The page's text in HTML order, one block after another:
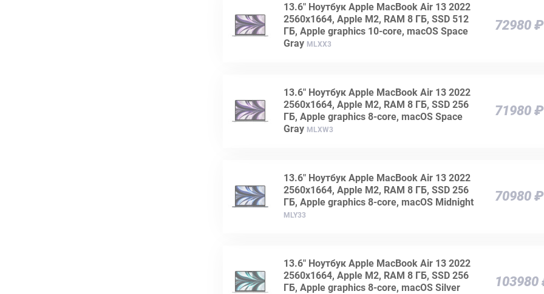
13.6" Ноутбук Apple MacBook Air 13 2022
2560x1664, Apple M2, RAM 8 ГБ, SSD 512
ГБ, Apple graphics 10-core, macOS Space
Gray MLXX3
72980 ₽
13.6" Ноутбук Apple MacBook Air 13 2022
2560x1664, Apple M2, RAM 8 ГБ, SSD 256
ГБ, Apple graphics 8-core, macOS Space
Gray MLXW3
71980 ₽
13.6" Ноутбук Apple MacBook Air 13 2022
2560x1664, Apple M2, RAM 8 ГБ, SSD 256
ГБ, Apple graphics 8-core, macOS Midnight
MLY33
70980 ₽
13.6" Ноутбук Apple MacBook Air 13 2022
2560x1664, Apple M2, RAM 8 ГБ, SSD 256
ГБ, Apple graphics 8-core, macOS Silver
103980